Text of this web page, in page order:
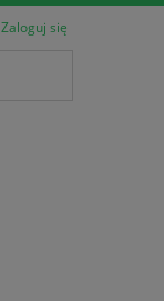
Zaloguj się